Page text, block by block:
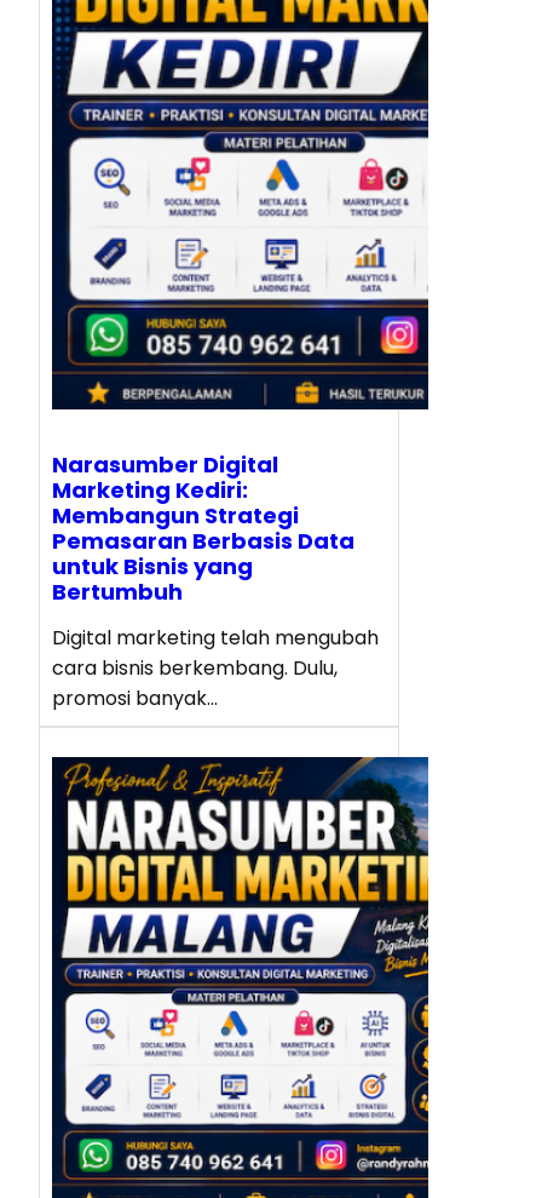
Narasumber Digital
Marketing Kediri:
Membangun Strategi
Pemasaran Berbasis Data
untuk Bisnis yang
Bertumbuh
Digital marketing telah mengubah
cara bisnis berkembang. Dulu,
promosi banyak…